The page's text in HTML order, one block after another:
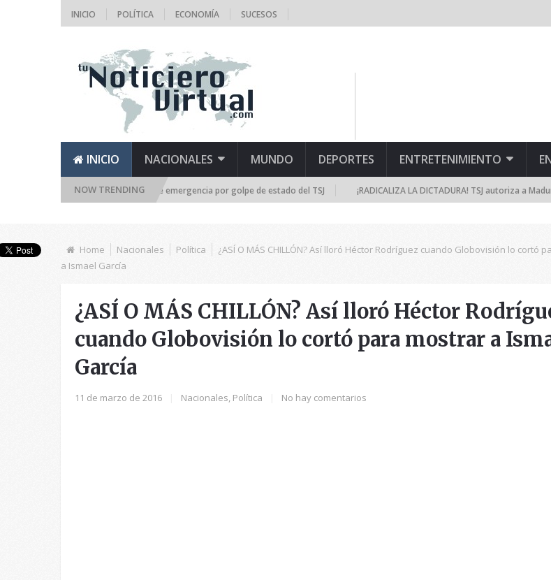
INICIO POLÍTICA ECONOMÍA SUCESOS
INICIO NACIONALES MUNDO DEPORTES ENTRETENIMIENTO
NOW TRENDING
Asamblea Nacional se reúne de emergencia por golpe de estado del TSJ ¡RADICALIZA LA DICTADURA! TSJ autoriza a Maduro a
Home Nacionales Política
¿ASÍ O MÁS CHILLÓN? Así lloró Héctor Rodríguez cuando Globovisión lo cortó
a Ismael García
¿ASÍ O MÁS CHILLÓN? Así lloró Héctor
cuando Globovisión lo cortó para mostrar a
García
11 de marzo de 2016 Nacionales, Política No hay comentarios